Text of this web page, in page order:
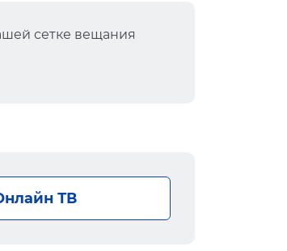
сетке вещания
ТВ